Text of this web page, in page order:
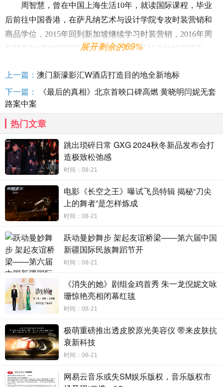
周智慧，曾在中国上海生活10年，就读国际课程，毕业
后前往中国香港，在萨凡纳艺术与设计学院专攻时装营销和
商品学位， 2015年回到新加坡继续学习时装营销， 2016年周
智慧参加
“新加坡环球小姐”获得冠军，开始了她的演艺工
包括《黄金巨塔》《Reunion》《The Cutting Edge》，
新的两部新剧《密宅》和《SHERO》，在2020年主持一档旅
游节目《神奇旅侠》。
展开剩余的69%
上一篇： 澳门新濠影汇W酒店打造目的地全新地标
下一篇：
《最后的真相》北京首映口碑高燃 黄晓明闫妮无套
路案中案
热门文章
跳出琐碎日常 GXG 2024秋冬新品发布会打
造极致松弛感
时间：08-21
电影《长空之王》曝试飞员特辑 揭秘“刀尖
上的舞者”是怎样炼成
时间：08-21
跃动曼妙舞步 架起友谊桥梁——第六届中国
新疆国际民族舞蹈节开
时间：08-21
《消失的她》剧组金鸡首秀 朱一龙倪妮文咏
珊惊艳亮相闭幕红毯
时间：08-21
极萌重磅推出透皮胶原光美容仪 带来皮肤抗
衰新科技
时间：08-21
网易云音乐或失SM娱乐版权，音乐版权市